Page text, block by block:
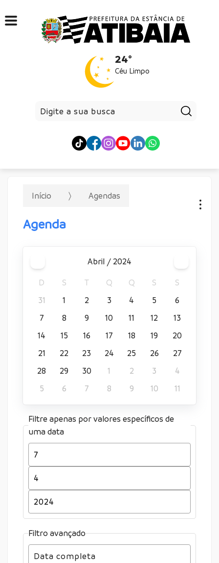
24°
Céu Limpo
Início Agendas
Agenda
abril / 2024
D
S T Q Q S
S
31
1 2 3 4 5
6
7
8 9 10 11 12
13
14
15 16 17 18 19
20
21
22 23 24 25 26
27
28
29 30 1 2 3
4
5
6 7 8 9 10 11
Filtre apenas por valores específicos de
uma data
Filtro avançado